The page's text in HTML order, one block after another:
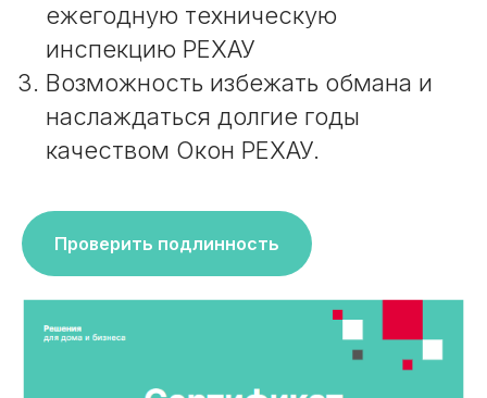
ежегодную техническую
инспекцию РЕХАУ
Возможность избежать обмана и
наслаждаться долгие годы
качеством Окон РЕХАУ.
Проверить подлинность